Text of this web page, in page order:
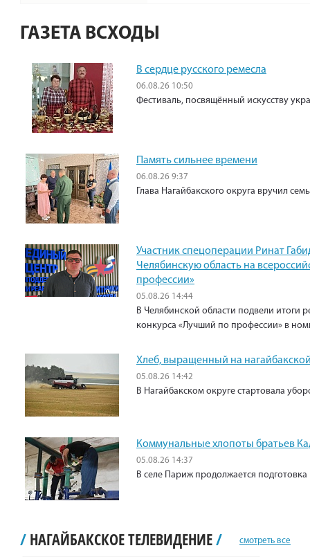
ГАЗЕТА ВСХОДЫ
В сердце русского ремесла
06.08.26 10:50
Фестиваль, посвящённый искусству
Память сильнее времени
06.08.26 9:37
Глава Нагайбакского округа вручил
Участник спецоперации Ринат
Челябинскую область на
профессии»
05.08.26 14:44
В Челябинской области подвели итоги
конкурса «Лучший по профессии» в
Хлеб, выращенный на
05.08.26 14:42
В Нагайбакском округе стартовала
Коммунальные хлопоты братьев
05.08.26 14:37
В селе Париж продолжается подготовка
/ НАГАЙБАКСКОЕ ТЕЛЕВИДЕНИЕ/ смотреть все